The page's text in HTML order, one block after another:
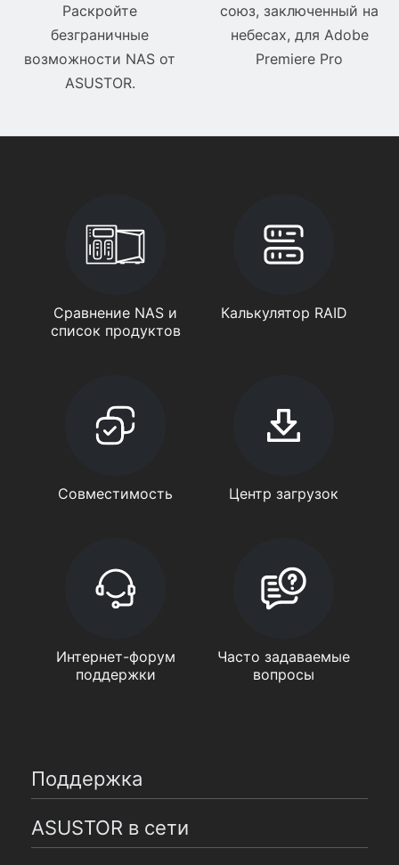
Раскройте
безграничные
возможности NAS от
ASUSTOR.
союз, заключенный на
небесах, для Adobe
Premiere Pro
Сравнение NAS и
список продуктов
Калькулятор RAID
Совместимость Центр загрузок
Интернет-форум
поддержки
Часто задаваемые
вопросы
Поддержка
ASUSTOR в сети